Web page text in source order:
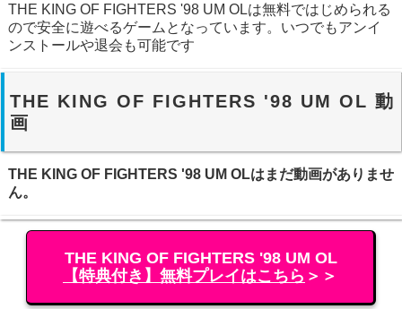
THE KING OF FIGHTERS '98 UM OLは無料ではじめられる
ので安全に遊べるゲームとなっています。いつでもアンイ
ンストールや退会も可能です
THE KING OF FIGHTERS '98 UM OL 動
画
THE KING OF FIGHTERS '98 UM OLはまだ動画がありませ
ん。
THE KING OF FIGHTERS '98 UM OL
【特典付き】無料プレイはこちら ＞＞